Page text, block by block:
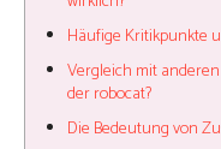
Häufige Kritikpunkte
Vergleich mit
der robocat?
Die Bedeutung von